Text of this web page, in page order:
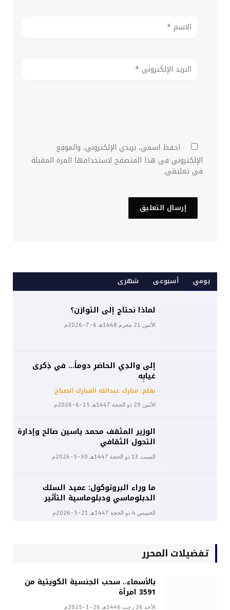
احفظ اسمي، بريدي الإلكتروني، والموقع
الإلكتروني في هذا المتصفح لاستخدامها المرة المقبلة
في تعليقي.
يومي أسبوعى شهرى
لماذا نحتاج إلى التوازن؟
الأثنين 21 محرم 1448هـ 6-7-2026م
إلى والدِي الحاضرِ دوماً… في ذِكرى
غيابِه
بقلم: مبارك عبدالله المبارك الصباح
الأثنين 29 ذو الحجة 1447هـ 15-6-2026م
الوزير المثقف محمد ياسين صالح وإدارة
التحول الثقافي
السبت 13 ذو الحجة 1447هـ 30-5-2026م
ما وراء البروتوكول: عميد السلك
الدبلوماسي ودبلوماسية التأثير
الخميس 4 ذو الحجة 1447هـ 21-5-2026م
تفضيلات المحرر
بالأسماء.. سحب الجنسية الكويتية من
3591 امرأة
الأحد 26 رجب 1446هـ 26-1-2025م